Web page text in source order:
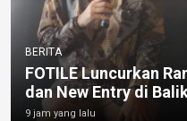
BERITA
FOTILE Luncurkan
dan New Entry di
9 jam yang lalu